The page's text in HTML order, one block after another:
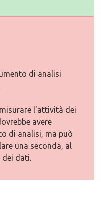
di analisi
l'attività dei
avere
di analisi, ma può
una seconda, al
dati.